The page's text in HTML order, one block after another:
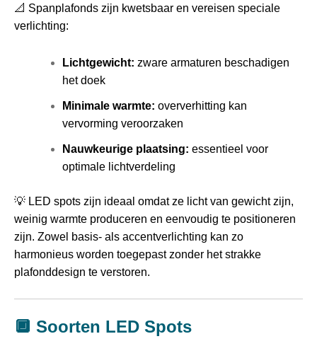
📐 Spanplafonds zijn kwetsbaar en vereisen speciale
verlichting:
Lichtgewicht: zware armaturen beschadigen
het doek
Minimale warmte: oververhitting kan
vervorming veroorzaken
Nauwkeurige plaatsing: essentieel voor
optimale lichtverdeling
💡 LED spots zijn ideaal omdat ze licht van gewicht zijn,
weinig warmte produceren en eenvoudig te positioneren
zijn. Zowel basis- als accentverlichting kan zo
harmonieus worden toegepast zonder het strakke
plafonddesign te verstoren.
🔲 Soorten LED Spots